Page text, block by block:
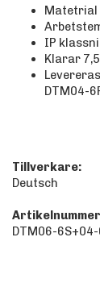
Matetrial
IP
Klarar
DTM04-
Tillverkare:
Deutsch
DTM06-6S+04-